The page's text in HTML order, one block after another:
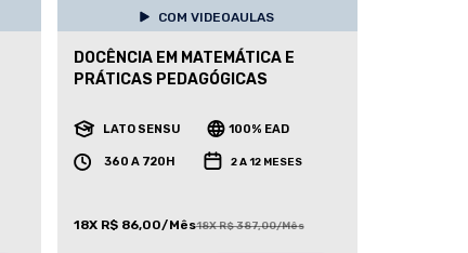
COM VIDEOAULAS
DOCÊNCIA EM MATEMÁTICA E
PRÁTICAS PEDAGÓGICAS
LATO SENSU 100% EAD
360 A 720H 2 A 12 MESES
18X R$ 86,00/Mês18X R$ 387,00/Mês